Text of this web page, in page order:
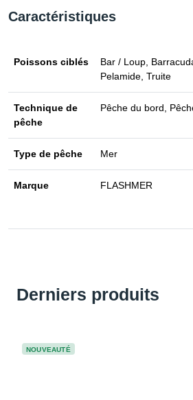
Caractéristiques
Poissons ciblés
Bar / Loup,
Pelamide, Truite
Technique de
pêche
Pêche du bord,
Type de pêche Mer
Marque FLASHMER
Derniers produits
NOUVEAUTÉ